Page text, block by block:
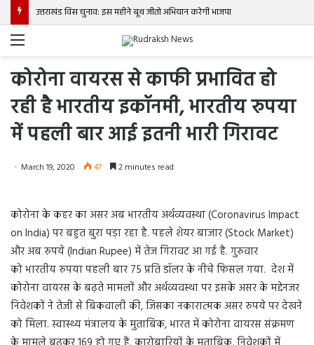
उत्तराखंड विस चुनाव: इस महीने बूथ जीतो अभियान करेगी भाजपा
Menu
कोरोना वायरस से काफी प्रभावित हो
रही है भारतीय इकॉनमी, भारतीय रुपया
में पहली बार आई इतनी भारी गिरावट
March 19, 2020 47 2 minutes read
कोरोना के कहर का असर अब भारतीय अर्थव्यवस्था (Coronavirus Impact
on India) पर बहुत बुरा पड़ा रहा है. पहले शेयर बाजार (Stock Market)
और अब रुपये (Indian Rupee) में तेज गिरावट आ गई है. गुरुवार
को भारतीय रुपया पहली बार 75 प्रति डॉलर के नीचे फिसल गया. देश में
कोरोना वायरस के बढ़ते मामलों और अर्थव्यवस्था पर इसके असर के मद्देनजर
निवेशकों ने तेजी से बिकवाली की, जिसका नकारात्मक असर रुपये पर देखने
को मिला. स्वास्थ्य मंत्रालय के मुताबिक, भारत में कोरोना वायरस संक्रमण